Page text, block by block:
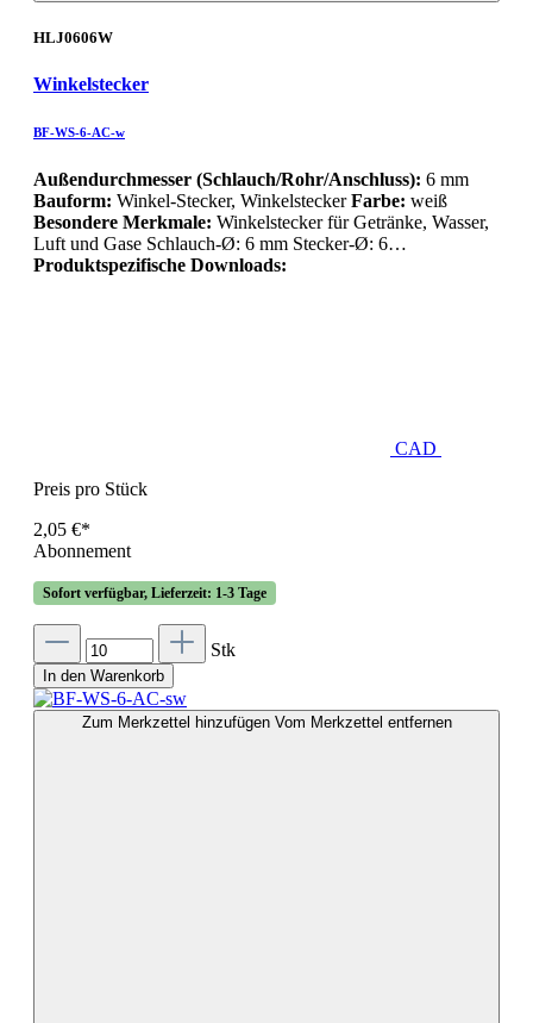
HLJ0606W
Winkelstecker
BF-WS-6-AC-w
Außendurchmesser (Schlauch/Rohr/Anschluss): 6 mm
Bauform: Winkel-Stecker, WinkelsteckerFarbe: weiß
Besondere Merkmale: Winkelstecker für Getränke, Wasser,
Luft und Gase Schlauch-Ø: 6 mm Stecker-Ø: 6…
Produktspezifische Downloads:
CAD
Preis pro Stück
2,05 €*
Abonnement
Sofort verfügbar, Lieferzeit: 1-3 Tage
Stk
In den Warenkorb
Zum Merkzettel hinzufügen Vom Merkzettel entfernen